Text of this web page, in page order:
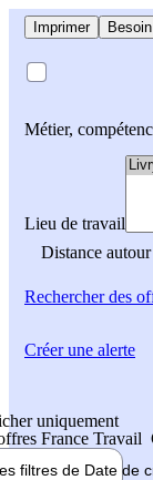
Imprimer
Métier,
Lieu de travail
Distance
Rechercherdes
uniquement
France Travail
filtres de Date de
Créer une alerte